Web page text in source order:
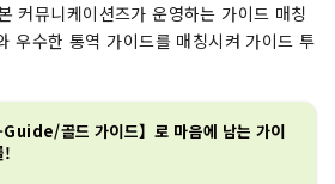
커뮤니케이션즈가 운영하는 가이드 매칭
우수한 통역 가이드를 매칭시켜 가이드 투
골드 가이드】로 마음에 남는 가이
!